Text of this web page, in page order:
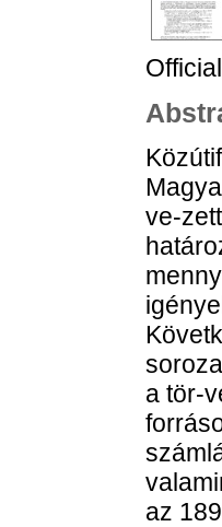
ve-
a tör-
az